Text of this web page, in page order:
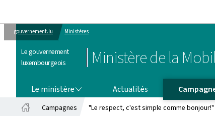
gouvernement.lu Ministères
Le gouvernement
luxembourgeois
Ministère de la
Le ministère Actualités
Campagnes "Le respect, c'est simple comme bonjour!"